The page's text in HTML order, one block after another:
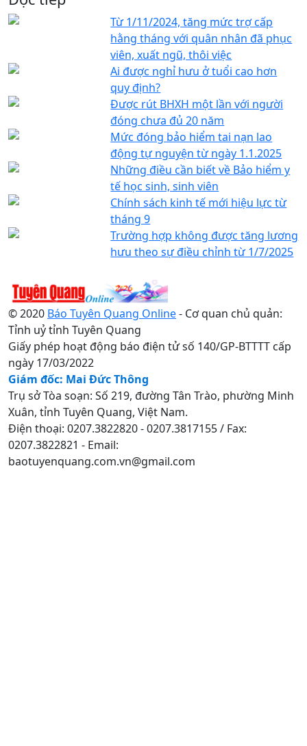
Từ 1/11/2024, tăng mức trợ cấp
hằng tháng với quân nhân đã phục
viên, xuất ngũ, thôi việc
Ai được nghỉ hưu ở tuổi cao hơn
quy định?
Được rút BHXH một lần với người
đóng chưa đủ 20 năm
Mức đóng bảo hiểm tai nạn lao
động tự nguyện từ ngày 1.1.2025
Những điều cần biết về Bảo hiểm y
tế học sinh, sinh viên
Chính sách kinh tế mới hiệu lực từ
tháng 9
Trường hợp không được tăng lương
hưu theo sự điều chỉnh từ 1/7/2025
© 2020 Báo Tuyên Quang Online- Cơ quan chủ quản:
Tỉnh uỷ tỉnh Tuyên Quang
Giấy phép hoạt động báo điện tử số 140/GP-BTTTT cấp
ngày 17/03/2022
Giám đốc: Mai Đức Thông
Trụ sở Tòa soạn: Số 219, đường Tân Trào, phường Minh
Xuân, tỉnh Tuyên Quang, Việt Nam.
Điện thoại: 0207.3822820 - 0207.3817155 / Fax:
0207.3822821 - Email:
baotuyenquang.com.vn@gmail.com